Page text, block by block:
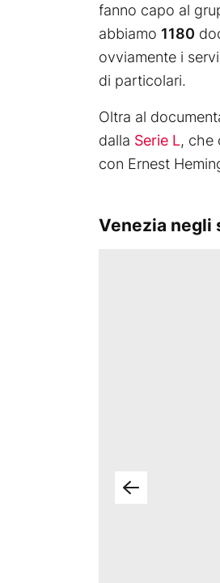
fanno capo al
abbiamo 1180
ovviamente i
di particolari.
Oltra al
dalla Serie L, che
con Ernest
Venezia negli